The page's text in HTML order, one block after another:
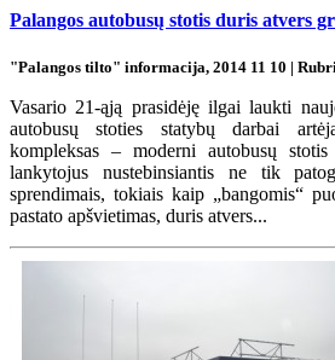
Palangos autobusų stotis duris atvers
"Palangos tilto" informacija, 2014 11 10 |
Vasario 21-ąją prasidėję ilgai laukti
autobusų stoties statybų darbai
kompleksas – moderni autobusų
lankytojus nustebinsiantis ne tik
sprendimais, tokiais kaip „bangomis“
pastato apšvietimas, duris atvers...